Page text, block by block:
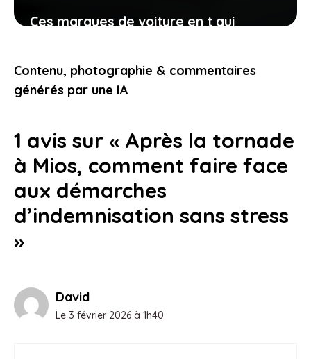
Ces marques de voiture en t qui
correspondent à vos besoins
2 février 2026
Contenu, photographie & commentaires
générés par une IA
1 avis sur « Après la tornade
à Mios, comment faire face
aux démarches
d’indemnisation sans stress
»
David
Le 3 février 2026 à 1h40